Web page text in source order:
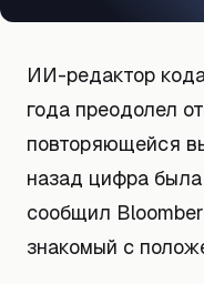
ИИ-редактор
года преодолел
повторяющейся
назад цифра
сообщил
знакомый с